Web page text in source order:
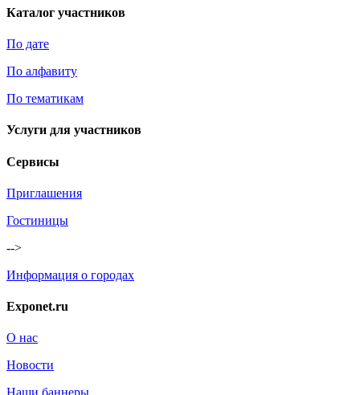
Каталог участников
По дате
По алфавиту
По тематикам
Услуги для участников
Сервисы
Приглашения
Гостиницы
-->
Информация о городах
Exponet.ru
О нас
Новости